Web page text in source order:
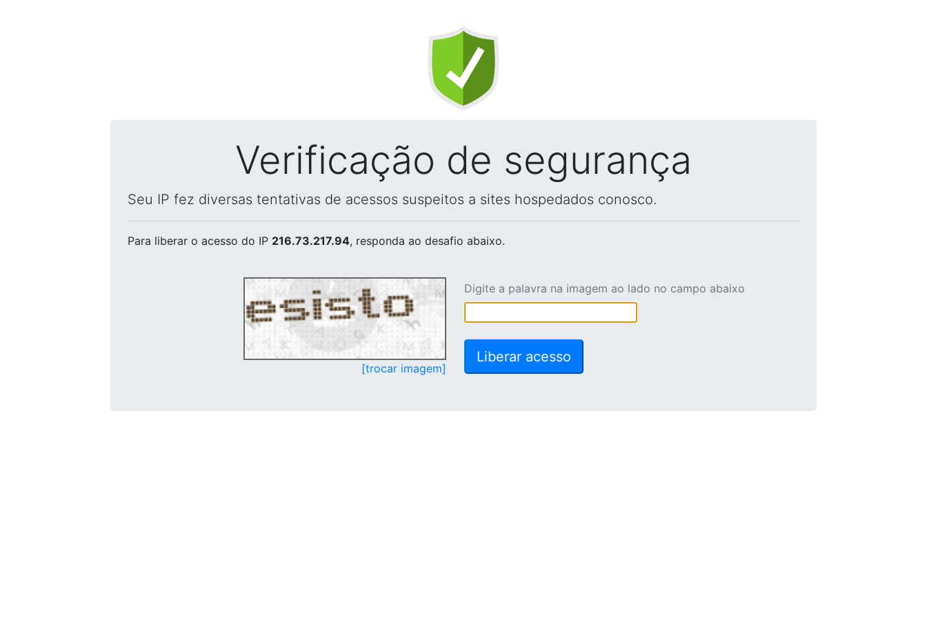
Verificação de segurança
Seu IP fez diversas tentativas de acessos suspeitos a sites hospedados conosco.
Para liberar o acesso do IP 216.73.217.94, responda ao desafio abaixo.
[trocar imagem]
Digite a palavra na imagem ao lado no campo abaixo